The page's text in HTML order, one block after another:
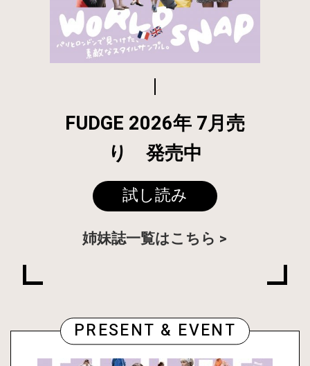
FUDGE 2026年 7月売
り 発売中
試し読み
姉妹誌一覧はこちら
PRESENT & EVENT